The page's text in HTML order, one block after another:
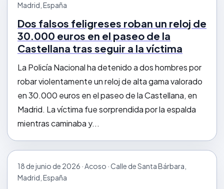
Madrid, España
Dos falsos feligreses roban un reloj de
30.000 euros en el paseo de la
Castellana tras seguir a la víctima
La Policía Nacional ha detenido a dos hombres por
robar violentamente un reloj de alta gama valorado
en 30.000 euros en el paseo de la Castellana, en
Madrid. La víctima fue sorprendida por la espalda
mientras caminaba y...
18 de junio de 2026 · Acoso · Calle de Santa Bárbara,
Madrid, España